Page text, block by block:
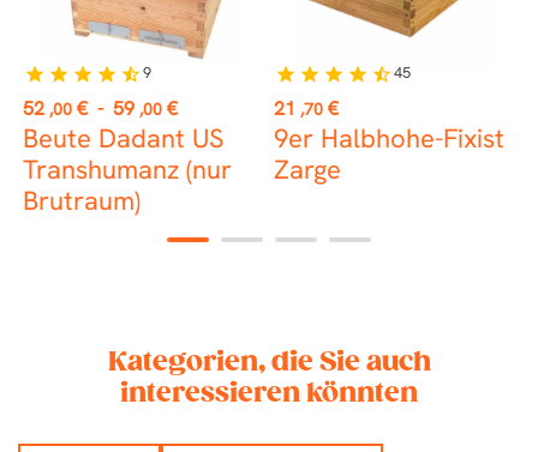
Preis
52 ,00 € - 59 ,00 €
Beute Dadant US
Transhumanz (nur
Brutraum)
star star star star star_half9
Preis
21 ,70 €
9er Halbhohe-Fixist
Zarge
star star star star star_half45
1 2 3 4
Kategorien, die Sie auch
interessieren könnten